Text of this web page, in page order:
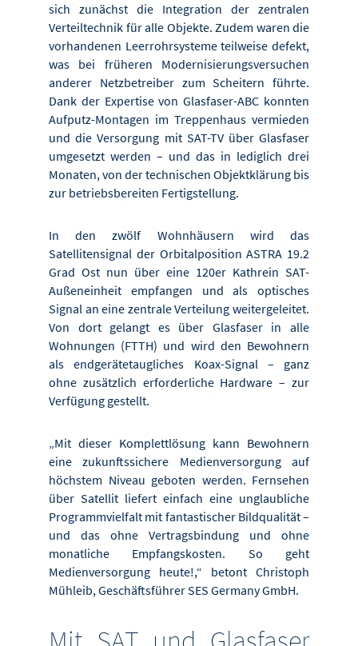
sich zunächst die Integration der zentralen
Verteiltechnik für alle Objekte. Zudem waren die
vorhandenen Leerrohrsysteme teilweise defekt,
was bei früheren Modernisierungsversuchen
anderer Netzbetreiber zum Scheitern führte.
Dank der Expertise von Glasfaser-ABC konnten
Aufputz-Montagen im Treppenhaus vermieden
und die Versorgung mit SAT-TV über Glasfaser
umgesetzt werden – und das in lediglich drei
Monaten, von der technischen Objektklärung bis
zur betriebsbereiten Fertigstellung.
In den zwölf Wohnhäusern wird das
Satellitensignal der Orbitalposition ASTRA 19.2
Grad Ost nun über eine 120er Kathrein SAT-
Außeneinheit empfangen und als optisches
Signal an eine zentrale Verteilung weitergeleitet.
Von dort gelangt es über Glasfaser in alle
Wohnungen (FTTH) und wird den Bewohnern
als endgerätetaugliches Koax-Signal – ganz
ohne zusätzlich erforderliche Hardware – zur
Verfügung gestellt.
„Mit dieser Komplettlösung kann Bewohnern
eine zukunftssichere Medienversorgung auf
höchstem Niveau geboten werden. Fernsehen
über Satellit liefert einfach eine unglaubliche
Programmvielfalt mit fantastischer Bildqualität –
und das ohne Vertragsbindung und ohne
monatliche Empfangskosten. So geht
Medienversorgung heute!,“ betont Christoph
Mühleib, Geschäftsführer SES Germany GmbH.